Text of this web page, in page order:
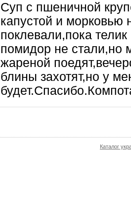
Суп с пшеничной
капустой и морковью
поклевали,пока
помидор не стали,но
жареной
блины захотят,но у
Каталог